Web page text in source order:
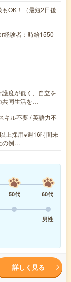
もOK！（最短2日後
験者：時給1550
度が低く、自立を
共同生活を…
キル不要 / 英語力不
上採用※週16時間未
の例…
50代
60代
男性
詳しく見る